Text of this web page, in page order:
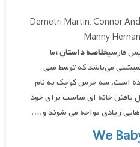
فارسیخلاصه داستان :ما
می‌باشد که توسط منی
است. سه خرس کوچک به نام
یافتن خانه ای مناسب برای خود
زیادی مواجه می شوند و….